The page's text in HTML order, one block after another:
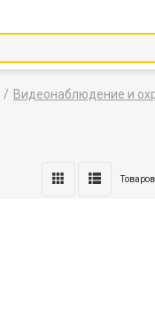
Видеонаблюдение и